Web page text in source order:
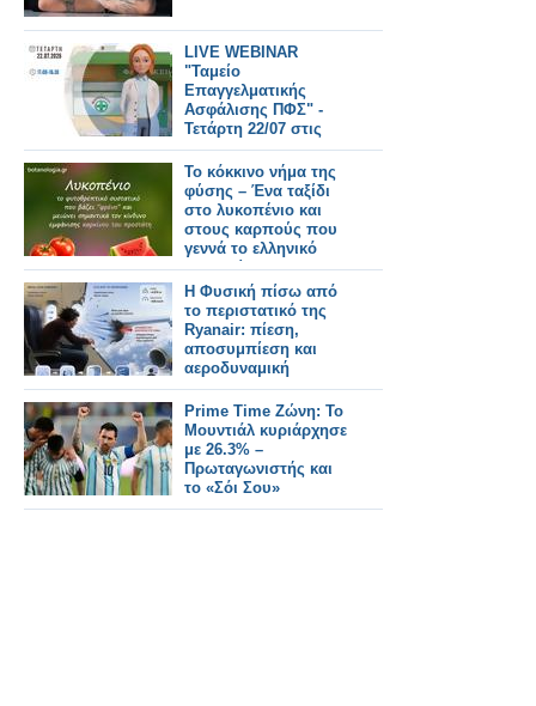
LIVE WEBINAR
"Ταμείο
Επαγγελματικής
Ασφάλισης ΠΦΣ" -
Τετάρτη 22/07 στις
17:00
Το κόκκινο νήμα της
φύσης – Ένα ταξίδι
στο λυκοπένιο και
στους καρπούς που
γεννά το ελληνικό
καλοκαίρι
Η Φυσική πίσω από
το περιστατικό της
Ryanair: πίεση,
αποσυμπίεση και
αεροδυναμική
Prime Time Ζώνη: Το
Μουντιάλ κυριάρχησε
με 26.3% –
Πρωταγωνιστής και
το «Σόι Σου»